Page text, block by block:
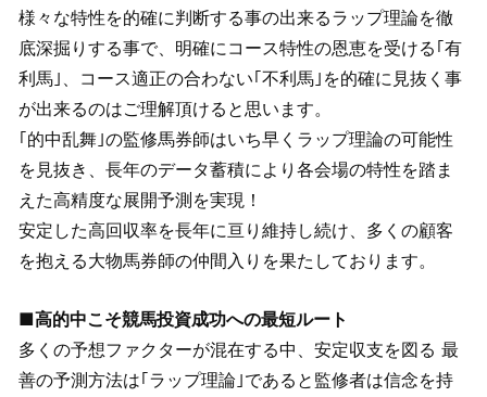
様々な特性を的確に判断する事の出来るラップ理論を徹
底深掘りする事で、明確にコース特性の恩恵を受ける｢有
利馬｣、コース適正の合わない｢不利馬｣を的確に見抜く事
が出来るのはご理解頂けると思います。
｢的中乱舞｣の監修馬券師はいち早くラップ理論の可能性
を見抜き、長年のデータ蓄積により各会場の特性を踏ま
えた高精度な展開予測を実現！
安定した高回収率を長年に亘り維持し続け、多くの顧客
を抱える大物馬券師の仲間入りを果たしております。
■高的中こそ競馬投資成功への最短ルート
多くの予想ファクターが混在する中、安定収支を図る 最
善の予測方法は｢ラップ理論｣であると監修者は信念を持